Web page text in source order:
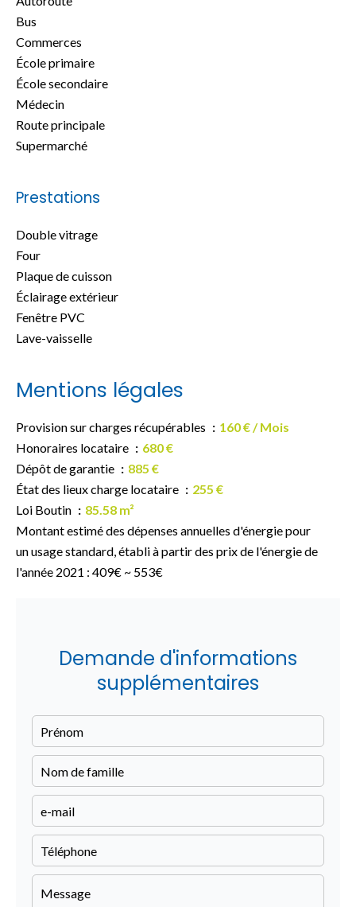
Bus
Commerces
École primaire
École secondaire
Médecin
Route principale
Supermarché
Prestations
Double vitrage
Four
Plaque de cuisson
Éclairage extérieur
Fenêtre PVC
Lave-vaisselle
Mentions légales
Provision sur charges récupérables
160 € / Mois
Honoraires locataire
680 €
Dépôt de garantie
885 €
État des lieux charge locataire
255 €
Loi Boutin
85.58 m²
Montant estimé des dépenses annuelles d'énergie pour
un usage standard, établi à partir des prix de l'énergie de
l'année 2021 : 409€ ~ 553€
Demande d'informations
supplémentaires